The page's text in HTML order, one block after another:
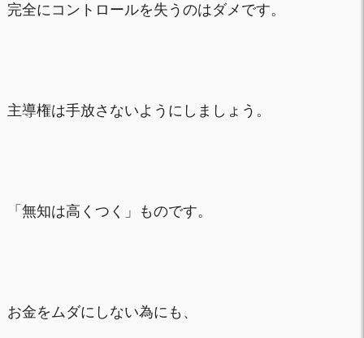
完全にコントロールを失うのはダメです。
主導権は手放さないようにしましょう。
「無知は高くつく」ものです。
お金をムダにしない為にも、